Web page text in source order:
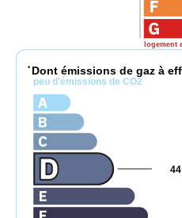
logement
* Dont émissions de gaz à
peu d'émissions de CO2
44